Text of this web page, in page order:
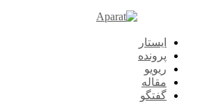
ایستار
پرونده
ریویو
مقاله
گفتگو